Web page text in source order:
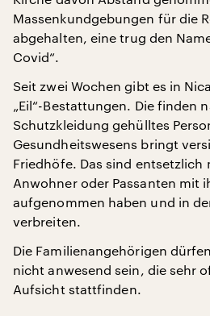
Massenkundgebungen für die
abgehalten, eine trug den
Covid“.
Seit zwei Wochen gibt es in
„Eil“-Bestattungen. Die finden
Schutzkleidung gehülltes
Gesundheitswesens bringt
Friedhöfe. Das sind entsetzlich
Anwohner oder Passanten mit
aufgenommen haben und in
verbreiten.
Die Familienangehörigen
nicht anwesend sein, die sehr
Aufsicht stattfinden.